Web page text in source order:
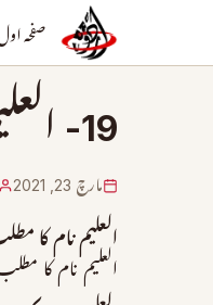
صفحہ
19- العلیم
مارچ 23, 2021
العلیم نام کا
العلیم نام کا